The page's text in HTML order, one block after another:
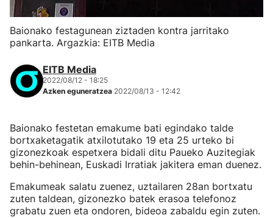
Baionako festagunean ziztaden kontra jarritako
pankarta. Argazkia: EITB Media
EITB Media
2022/08/12 - 18:25
Azken eguneratzea 2022/08/13 - 12:42
Baionako festetan emakume bati egindako talde
bortxaketagatik atxilotutako 19 eta 25 urteko bi
gizonezkoak espetxera bidali ditu Paueko Auzitegiak
behin-behinean, Euskadi Irratiak jakitera eman duenez.
Emakumeak salatu zuenez, uztailaren 28an bortxatu
zuten taldean, gizonezko batek erasoa telefonoz
grabatu zuen eta ondoren, bideoa zabaldu egin zuten.